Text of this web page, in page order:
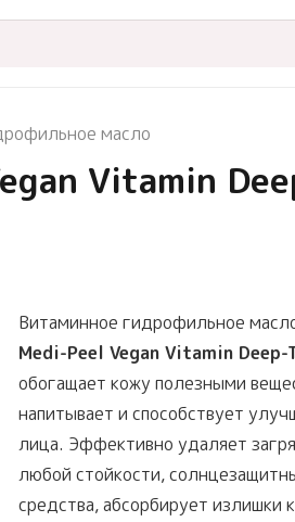
масло
Vitamin
Витаминное гидрофильное
Medi-Peel Vegan Vitamin
обогащает кожу полезными
напитывает и способствует
лица. Эффективно удаляет
любой стойкости,
средства, абсорбирует излишки